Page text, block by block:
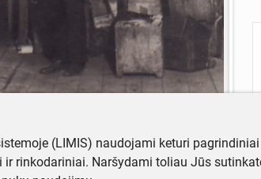
(LIMIS) naudojami keturi
rinkodariniai. Naršydami toliau Jūs